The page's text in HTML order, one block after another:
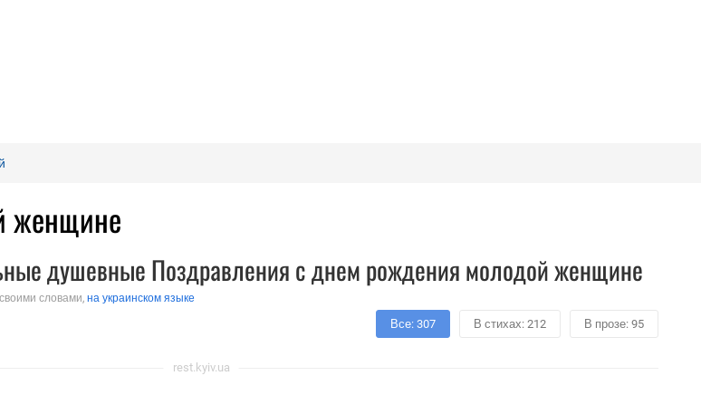
женщине
душевные Поздравления с днем рождения молодой женщине
словами, на украинском языке
Все: 307 В стихах: 212 В прозе: 95
rest.kyiv.ua